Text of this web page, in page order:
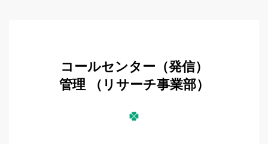
コールセンター（発信）
管理 （リサーチ事業部）